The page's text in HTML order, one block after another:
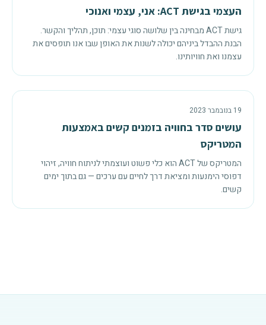
העצמי בגישת ACT: אני, עצמי ואנוכי
גישת ACT מבחינה בין שלושה סוגי עצמי: תוכן, תהליך והקשר.
הבנת ההבדל ביניהם יכולה לשנות את האופן שבו אנו תופסים את
עצמנו ואת חוויותינו.
19 בנובמבר 2023
עושים סדר בחוויה בזמנים קשים באמצעות
המטריקס
המטריקס של ACT הוא כלי פשוט ועוצמתי לניתוח חוויה, זיהוי
דפוסי הימנעות ומציאת דרך לחיים עם ערכים — גם בתוך ימים
קשים.